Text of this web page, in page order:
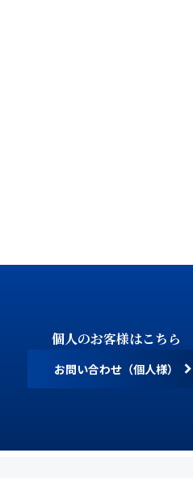
合わせ
けしております。
。あらかじめご了承ください。
個人のお客様はこちら
お問い合わせ（個人様）